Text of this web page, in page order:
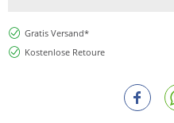
Gratis Versand*
Kostenlose Retoure